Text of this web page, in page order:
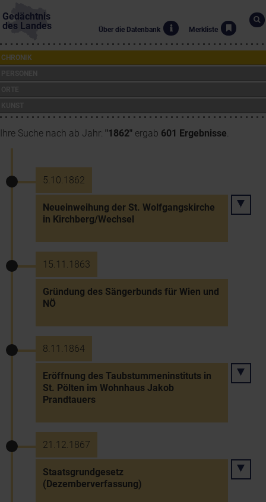
Gedächtnis
des Landes
Über die Datenbank Merkliste
CHRONIK
Ihre Suche nach ab Jahr: "1862" ergab 601 Ergebnisse.
5.10.1862
Neueinweihung der St. Wolfgangskirche
in Kirchberg/Wechsel
15.11.1863
Gründung des Sängerbunds für Wien und
NÖ
8.11.1864
Eröffnung des Taubstummeninstituts in
St. Pölten im Wohnhaus Jakob
Prandtauers
21.12.1867
Staatsgrundgesetz
(Dezemberverfassung)